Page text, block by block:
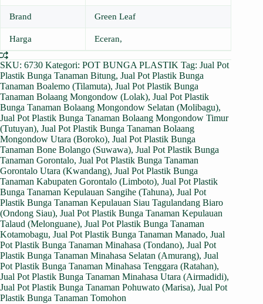
Brand Green Leaf
Harga Eceran,
SKU: 6730 Kategori: POT BUNGA PLASTIK Tag: Jual Pot
Plastik Bunga Tanaman Bitung, Jual Pot Plastik Bunga
Tanaman Boalemo (Tilamuta), Jual Pot Plastik Bunga
Tanaman Bolaang Mongondow (Lolak), Jual Pot Plastik
Bunga Tanaman Bolaang Mongondow Selatan (Molibagu),
Jual Pot Plastik Bunga Tanaman Bolaang Mongondow Timur
(Tutuyan), Jual Pot Plastik Bunga Tanaman Bolaang
Mongondow Utara (Boroko), Jual Pot Plastik Bunga
Tanaman Bone Bolango (Suwawa), Jual Pot Plastik Bunga
Tanaman Gorontalo, Jual Pot Plastik Bunga Tanaman
Gorontalo Utara (Kwandang), Jual Pot Plastik Bunga
Tanaman Kabupaten Gorontalo (Limboto), Jual Pot Plastik
Bunga Tanaman Kepulauan Sangihe (Tahuna), Jual Pot
Plastik Bunga Tanaman Kepulauan Siau Tagulandang Biaro
(Ondong Siau), Jual Pot Plastik Bunga Tanaman Kepulauan
Talaud (Melonguane), Jual Pot Plastik Bunga Tanaman
Kotamobagu, Jual Pot Plastik Bunga Tanaman Manado, Jual
Pot Plastik Bunga Tanaman Minahasa (Tondano), Jual Pot
Plastik Bunga Tanaman Minahasa Selatan (Amurang), Jual
Pot Plastik Bunga Tanaman Minahasa Tenggara (Ratahan),
Jual Pot Plastik Bunga Tanaman Minahasa Utara (Airmadidi),
Jual Pot Plastik Bunga Tanaman Pohuwato (Marisa), Jual Pot
Plastik Bunga Tanaman Tomohon